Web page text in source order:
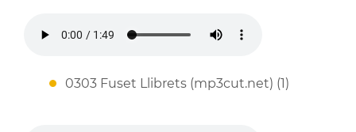
0303 Fuset Llibrets (mp3cut.net) (1)